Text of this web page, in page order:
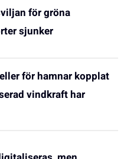
för gröna
sjunker
för hamnar kopplat
vindkraft har